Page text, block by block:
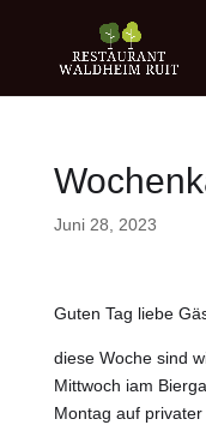
Juni 28, 2023
Guten Tag liebe
diese Woche sind
Mittwoch iam
Montag auf privater